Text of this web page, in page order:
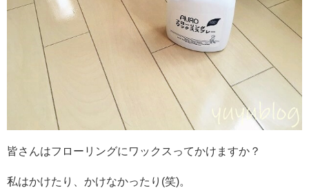
皆さんはフローリングにワックスってかけますか？
私はかけたり、かけなかったり(笑)。